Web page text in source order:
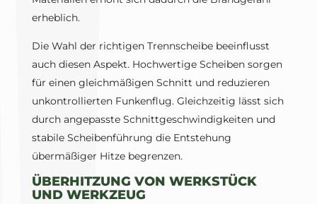
erheblich.
Die Wahl der richtigen Trennscheibe beeinflusst
auch diesen Aspekt. Hochwertige Scheiben sorgen
für einen gleichmäßigen Schnitt und reduzieren
unkontrollierten Funkenflug. Gleichzeitig lässt sich
durch angepasste Schnittgeschwindigkeiten und
stabile Scheibenführung die Entstehung
übermäßiger Hitze begrenzen.
ÜBERHITZUNG VON WERKSTÜCK
UND WERKZEUG